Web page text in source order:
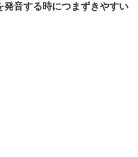
発音する時につまずきやすい